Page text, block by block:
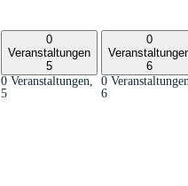
0
Veranstaltungen
5
0 Veranstaltungen,
5
0
6
0
6